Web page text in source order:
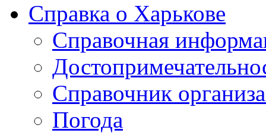
Справка о Харькове
Справочная
Справочник
Погода